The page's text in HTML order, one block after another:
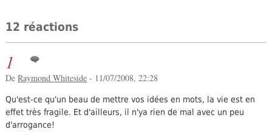
12 réactions
1
De Raymond Whiteside- 11/07/2008, 22:28
Qu'est-ce qu'un beau de mettre vos idées en mots, la vie est en
effet très fragile. Et d'ailleurs, il n'ya rien de mal avec un peu
d'arrogance!